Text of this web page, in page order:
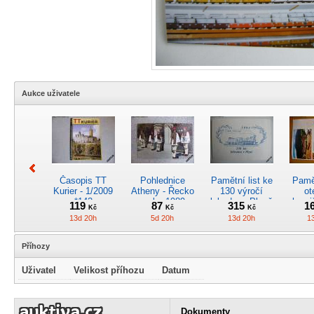
Aukce uživatele
Časopis TT
Kurier - 1/2009
*142
119Kč
13d 20h
Pohlednice
Atheny - Řecko
z roku 1989.
Nová nepoužitá
*5019
87 Kč
5d 20h
Pamětní list ke
130 výročí
lokodepa Plzeň
*2963
315 Kč
13d 20h
Kreslený
obrázek parní
4osý osob.
rychlík.vůz typu
Časopis
„Škodovák“,
Příhozy
Uživatel Velikost příhozu Datum
Dokumenty